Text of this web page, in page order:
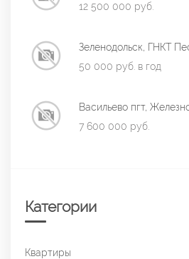
12 500 000 руб.
Зеленодольск, ГНКТ
50 000 руб. в год
Васильево пгт,
7 600 000 руб.
Категории
Квартиры